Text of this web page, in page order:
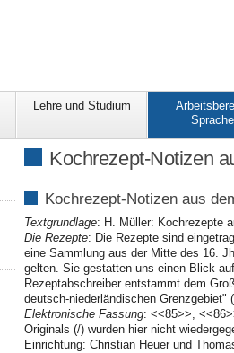
Lehre und Studium
Sprache
Kochrezept-Notizen
Kochrezept-Notizen aus
Textgrundlage: H. Müller: Kochrezepte
Die Rezepte: Die Rezepte sind
eine Sammlung aus der Mitte des 16.
gelten. Sie gestatten uns einen Blick
Rezeptabschreiber entstammt dem
deutsch-niederländischen Grenzgebiet"
Elektronische Fassung: <<85>>,
Originals (/) wurden hier nicht
Einrichtung: Christian Heuer und